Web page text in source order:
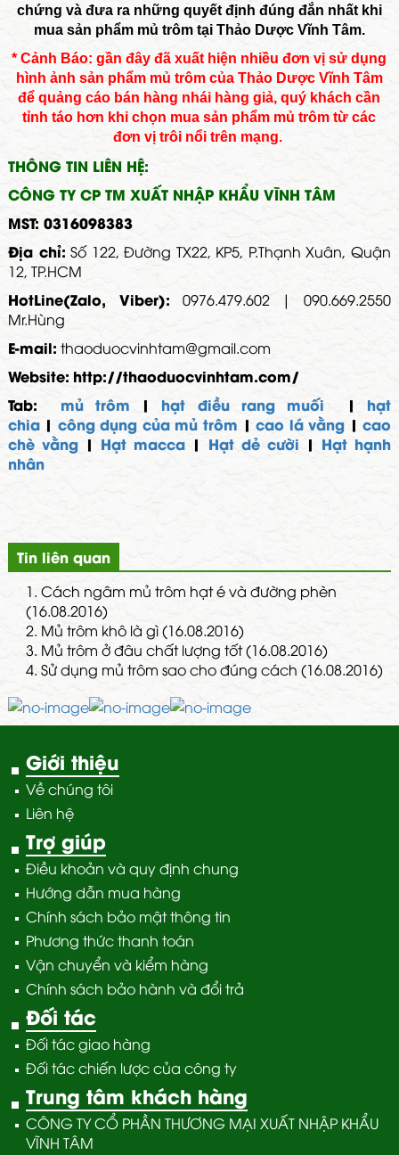
chứng và đưa ra những quyết định đúng đắn nhất khi
mua sản phẩm mủ trôm tại Thảo Dược Vĩnh Tâm.
* Cảnh Báo: gần đây đã xuất hiện nhiều đơn vị sử dụng
hình ảnh sản phẩm mủ trôm của Thảo Dược Vĩnh Tâm
để quảng cáo bán hàng nhái hàng giả, quý khách cần
tỉnh táo hơn khi chọn mua sản phẩm mủ trôm từ các
đơn vị trôi nổi trên mạng.
THÔNG TIN LIÊN HỆ:
CÔNG TY CP TM XUẤT NHẬP KHẨU VĨNH TÂM
MST: 0316098383
Địa chỉ: Số 122, Đường TX22, KP5, P.Thạnh Xuân, Quận
12, TP.HCM
HotLine(Zalo, Viber): 0976.479.602 | 090.669.2550
Mr.Hùng
E-mail: thaoduocvinhtam@gmail.com
Website: http://thaoduocvinhtam.com/
Tab: mủ trôm | hạt điều rang muối | hạt
chia| công dụng của mủ trôm |cao lá vằng |cao
chè vằng | Hạt macca | Hạt dẻ cười | Hạt hạnh
nhân
Tin liên quan
1. Cách ngâm mủ trôm hạt é và đường phèn
(16.08.2016)
2. Mủ trôm khô là gì (16.08.2016)
3. Mủ trôm ở đâu chất lượng tốt (16.08.2016)
4. Sử dụng mủ trôm sao cho đúng cách (16.08.2016)
Giới thiệu
Về chúng tôi
Liên hệ
Trợ giúp
Điều khoản và quy định chung
Hướng dẫn mua hàng
Chính sách bảo mật thông tin
Phương thức thanh toán
Vận chuyển và kiểm hàng
Chính sách bảo hành và đổi trả
Đối tác
Đối tác giao hàng
Đối tác chiến lược của công ty
Trung tâm khách hàng
CÔNG TY CỔ PHẦN THƯƠNG MẠI XUẤT NHẬP KHẨU
VĨNH TÂM